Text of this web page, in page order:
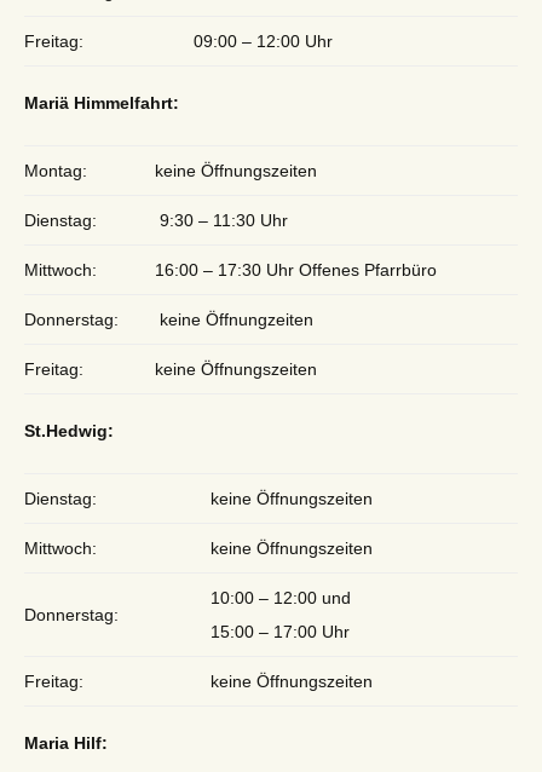
Freitag: 09:00 – 12:00 Uhr
Mariä Himmelfahrt:
Montag: keine Öffnungszeiten
Dienstag: 9:30 – 11:30 Uhr
Mittwoch: 16:00 – 17:30 Uhr Offenes Pfarrbüro
Donnerstag: keine Öffnungzeiten
Freitag: keine Öffnungszeiten
St.Hedwig:
Dienstag: keine Öffnungszeiten
Mittwoch: keine Öffnungszeiten
Donnerstag:
10:00 – 12:00 und
15:00 – 17:00 Uhr
Freitag: keine Öffnungszeiten
Maria Hilf: